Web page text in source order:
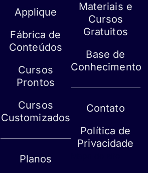
Applique
Fábrica de
Conteúdos
Cursos
Prontos
Cursos
Customizados
Planos
Materiais e
Cursos
Gratuitos
Base de
Conhecimento
Contato
Política de
Privacidade